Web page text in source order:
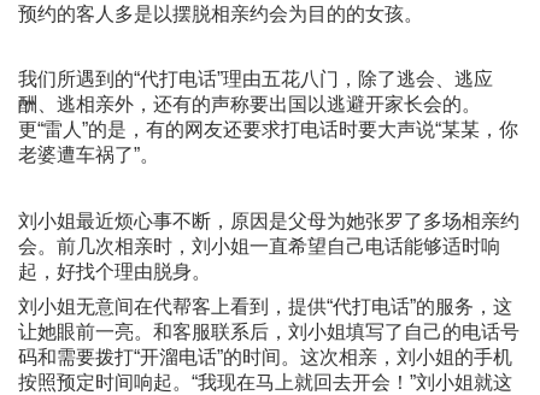
预约的客人多是以摆脱相亲约会为目的的女孩。
我们所遇到的“代打电话”理由五花八门，除了逃会、逃应
酬、逃相亲外，还有的声称要出国以逃避开家长会的。
更“雷人”的是，有的网友还要求打电话时要大声说“某某，你
老婆遭车祸了”。
刘小姐最近烦心事不断，原因是父母为她张罗了多场相亲约
会。前几次相亲时，刘小姐一直希望自己电话能够适时响
起，好找个理由脱身。
刘小姐无意间在代帮客上看到，提供“代打电话”的服务，这
让她眼前一亮。和客服联系后，刘小姐填写了自己的电话号
码和需要拨打“开溜电话”的时间。这次相亲，刘小姐的手机
按照预定时间响起。“我现在马上就回去开会！”刘小姐就这